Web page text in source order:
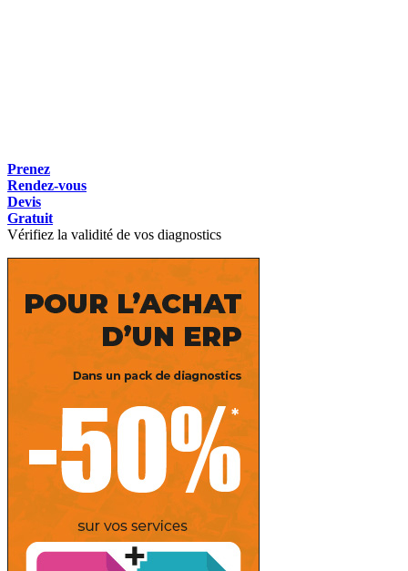
Prenez
Rendez-vous
Devis
Gratuit
Vérifiez la validité de vos diagnostics